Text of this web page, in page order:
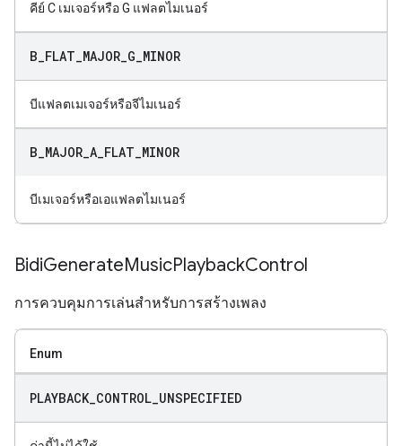
คีย์ C เมเจอร์หรือ G แฟลตไมเนอร์
B FLAT MAJOR G MINOR
บีแฟลตเมเจอร์หรือจีไมเนอร์
B MAJOR A FLAT MINOR
บีเมเจอร์หรือเอแฟลตไมเนอร์
BidiGenerateMusicPlaybackControl
การควบคุมการเล่นสำหรับการสร้างเพลง
Enum
PLAYBACK_ CONTROL UNSPECIFIED